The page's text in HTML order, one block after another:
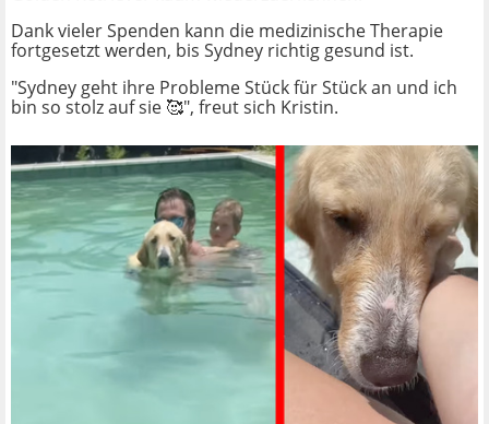
Dank vieler Spenden kann die medizinische Therapie
fortgesetzt werden, bis Sydney richtig gesund ist.
"Sydney geht ihre Probleme Stück für Stück an und ich
bin so stolz auf sie 🥰", freut sich Kristin.